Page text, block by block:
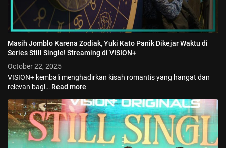
Masih Jomblo Karena Zodiak, Yuki Kato Panik Dikejar Waktu di
Series Still Single! Streaming di VISION+
October 22, 2025
VISION+ kembali menghadirkan kisah romantis yang hangat dan
relevan bagi… Read more